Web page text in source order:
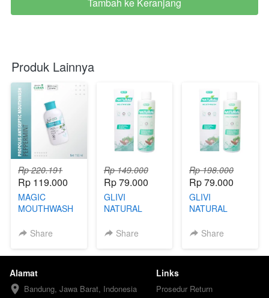
`
Produk Lainnya
Rp 220.191
Rp 119.000
MAGIC
MOUTHWASH
FBKShare
Rp 149.000
Rp 79.000
GLIVI
NATURAL
SNAShare
Rp 198.000
Rp 79.000
GLIVI
NATURAL
200ML (79) -
Share
Alamat
Bandung, Jawa Barat, Indonesia
Links
Prosedur Return